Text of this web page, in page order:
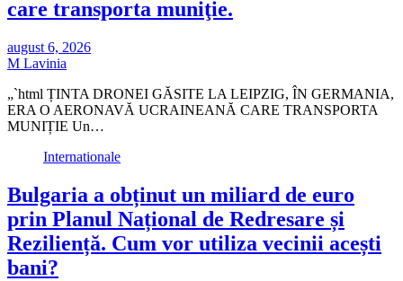
care transporta muniţie.
august 6, 2026
M Lavinia
„`html ȚINTA DRONEI GĂSITE LA LEIPZIG, ÎN GERMANIA,
ERA O AERONAVĂ UCRAINEANĂ CARE TRANSPORTA
MUNIȚIE Un…
Internationale
Bulgaria a obținut un miliard de euro
prin Planul Național de Redresare și
Reziliență. Cum vor utiliza vecinii acești
bani?